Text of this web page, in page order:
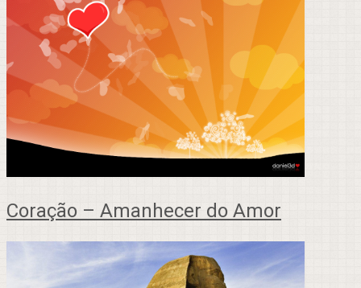
Coração – Amanhecer do Amor